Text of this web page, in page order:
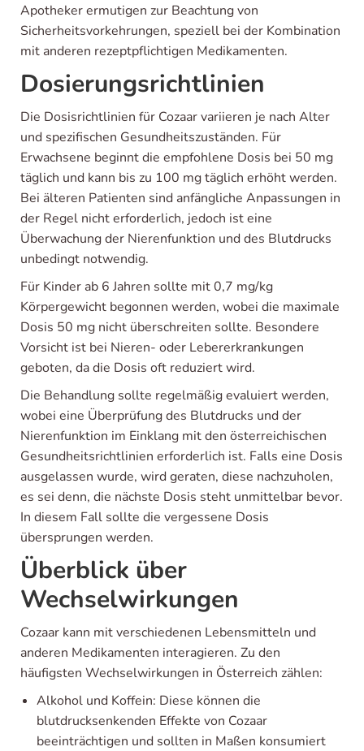
Apotheker ermutigen zur Beachtung von
Sicherheitsvorkehrungen, speziell bei der Kombination
mit anderen rezeptpflichtigen Medikamenten.
Dosierungsrichtlinien
Die Dosisrichtlinien für Cozaar variieren je nach Alter
und spezifischen Gesundheitszuständen. Für
Erwachsene beginnt die empfohlene Dosis bei 50 mg
täglich und kann bis zu 100 mg täglich erhöht werden.
Bei älteren Patienten sind anfängliche Anpassungen in
der Regel nicht erforderlich, jedoch ist eine
Überwachung der Nierenfunktion und des Blutdrucks
unbedingt notwendig.
Für Kinder ab 6 Jahren sollte mit 0,7 mg/kg
Körpergewicht begonnen werden, wobei die maximale
Dosis 50 mg nicht überschreiten sollte. Besondere
Vorsicht ist bei Nieren- oder Lebererkrankungen
geboten, da die Dosis oft reduziert wird.
Die Behandlung sollte regelmäßig evaluiert werden,
wobei eine Überprüfung des Blutdrucks und der
Nierenfunktion im Einklang mit den österreichischen
Gesundheitsrichtlinien erforderlich ist. Falls eine Dosis
ausgelassen wurde, wird geraten, diese nachzuholen,
es sei denn, die nächste Dosis steht unmittelbar bevor.
In diesem Fall sollte die vergessene Dosis
übersprungen werden.
Überblick über
Wechselwirkungen
Cozaar kann mit verschiedenen Lebensmitteln und
anderen Medikamenten interagieren. Zu den
häufigsten Wechselwirkungen in Österreich zählen:
Alkohol und Koffein: Diese können die
blutdrucksenkenden Effekte von Cozaar
beeinträchtigen und sollten in Maßen konsumiert